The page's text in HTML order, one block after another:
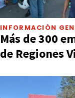
INFORMACIÓN
Más de 300
de Regiones